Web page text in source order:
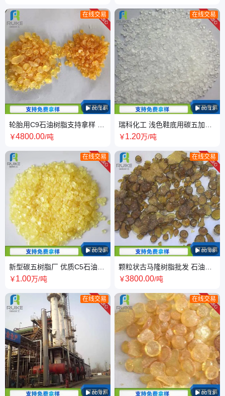
 00:14
在线交易
轮胎用C9石油树脂支持拿样 油
墨用碳九树脂供应 瑞科化工
￥4800.00/吨
 00:20
在线交易
新型碳五树脂厂 优质C5石油树
脂色号齐全 瑞科化工
￥1.00万/吨
 00:07
在线交易
 00:13
在线交易
瑞科化工 浅色鞋底用碳五加氢
树脂支持拿样 碳五加氢树脂批
￥1.20万/吨
 00:08
在线交易
颗粒状古马隆树脂批发 石油树
脂色号齐全 瑞科化工
￥3800.00/吨
 00:13
在线交易